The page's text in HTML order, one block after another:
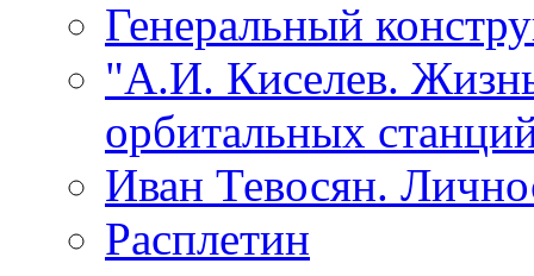
Генеральный
"А.И. Киселев.
орбитальных
Иван Тевосян.
Расплетин